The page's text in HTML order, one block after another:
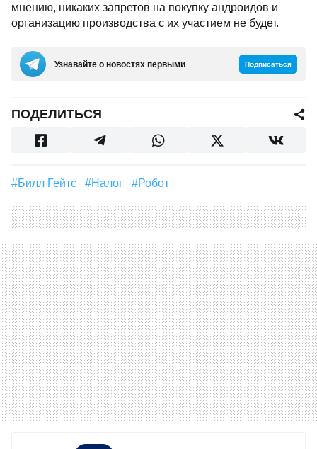
мнению, никаких запретов на покупку андроидов и
организацию производства с их участием не будет.
Узнавайте о новостях первыми Подписаться
ПОДЕЛИТЬСЯ
#Билл Гейтс #налог #Робот